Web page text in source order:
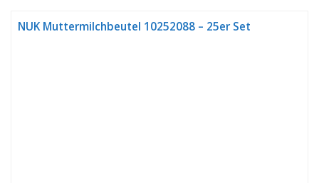
NUK Muttermilchbeutel 10252088 – 25er Set